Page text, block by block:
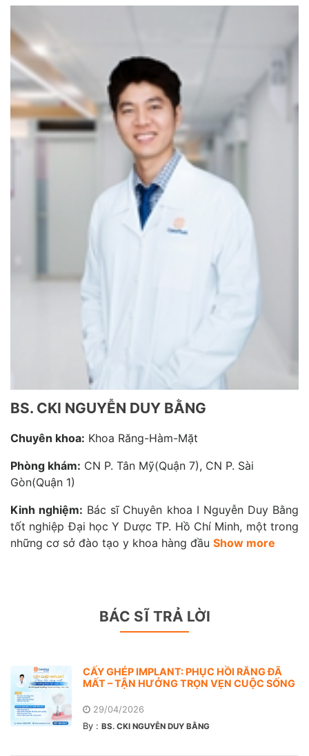
BS. CKI NGUYỄN DUY BẰNG
Chuyên khoa: Khoa Răng-Hàm-Mặt
Phòng khám: CN P. Tân Mỹ(Quận 7), CN P. Sài
Gòn(Quận 1)
Kinh nghiệm: Bác sĩ Chuyên khoa I Nguyễn Duy Bằng
tốt nghiệp Đại học Y Dược TP. Hồ Chí Minh, một trong
những cơ sở đào tạo y khoa hàng đầu Show more
BÁC SĨ TRẢ LỜI
CẤY GHÉP IMPLANT: PHỤC HỒI RĂNG ĐÃ
MẤT – TẬN HƯỞNG TRỌN VẸN CUỘC SỐNG
29/04/2026
By : BS. CKI NGUYỄN DUY BẰNG